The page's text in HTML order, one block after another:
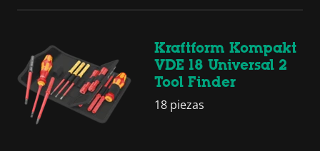
Kraftform Kompakt
VDE 18 Universal 2
Tool Finder
18 piezas